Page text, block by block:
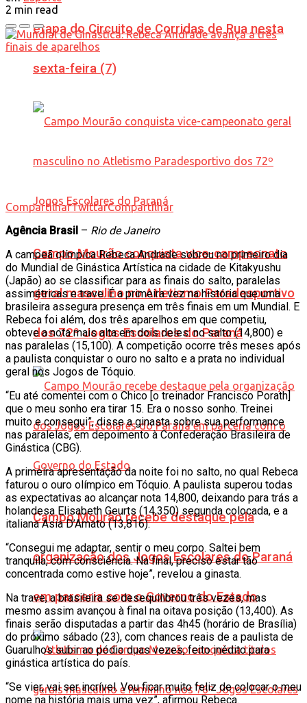
etapa do Circuito de Corridas de Rua nesta
sexta-feira (7)
Campo Mourão conquista vice-campeonato
geral masculino no Atletismo Paradesportivo
dos 72º Jogos Escolares do Paraná
Campo Mourão recebe destaque pela
organização dos Jogos Escolares do Paraná
em parceria com o Governo do Estado
2 min read
CompartilharTwittarCompartilhar
Agência Brasil – Rio de Janeiro
A campeã olímpica Rebeca Andrade sobrou no primeiro dia
do Mundial de Ginástica Artística na cidade de Kitakyushu
(Japão) ao se classificar para as finais do salto, paralelas
assimétricas e trave. É a primeira vez na história que uma
brasileira assegura presença em três finais em um Mundial. E
Rebeca foi além, dos três aparelhos em que competiu,
obteve a nota mais alta em dois deles: no salto (14,800) e
nas paralelas (15,100). A competição ocorre três meses após
a paulista conquistar o ouro no salto e a prata no individual
geral nos Jogos de Tóquio.
“Eu até comentei com o Chico [o treinador Francisco Porath]
que o meu sonho era tirar 15. Era o nosso sonho. Treinei
muito e consegui”, disse a ginasta sobre sua performance
nas paralelas, em depoimento à Confederação Brasileira de
Ginástica (CBG).
A primeira apresentação da noite foi no salto, no qual Rebeca
faturou o ouro olímpico em Tóquio. A paulista superou todas
as expectativas ao alcançar nota 14,800, deixando para trás a
holandesa Elisabeth Geurts (14,350) segunda colocada, e a
italiana Asia D’Amato (13,816).
“Consegui me adaptar, sentir o meu corpo. Saltei bem
tranquila, com consciência. Na final, preciso estar tão
concentrada como estive hoje”, revelou a ginasta.
Na trave, a brasileira se desequilibrou três vezes, mas
mesmo assim avançou à final na oitava posição (13,400). As
finais serão disputadas a partir das 4h45 (horário de Brasília)
do próximo sábado (23), com chances reais de a paulista de
Guarulhos subir ao pódio duas vezes, feito inédito para
ginástica artística do país.
“Se vier, vai ser incrível. Vou ficar muito feliz de colocar o meu
nome na história mais uma vez”, afirmou Rebeca.